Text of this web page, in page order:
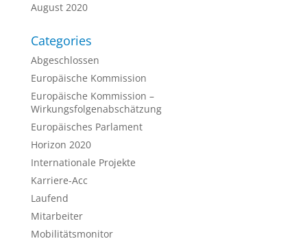
August 2020
Categories
Abgeschlossen
Europäische Kommission
Europäische Kommission –
Wirkungsfolgenabschätzung
Europäisches Parlament
Horizon 2020
Internationale Projekte
Karriere-Acc
Laufend
Mitarbeiter
Mobilitätsmonitor